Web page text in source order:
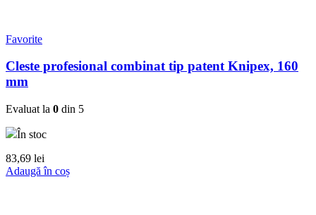
Favorite
Cleste profesional combinat tip patent Knipex, 160
mm
Evaluat la 0 din 5
În stoc
83,69 lei
Adaugă în coș